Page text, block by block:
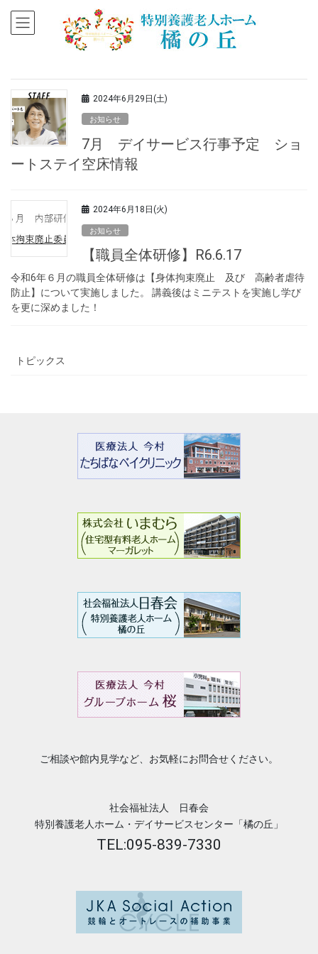
2024年6月29日(土)
お知らせ
7月 デイサービス行事予定 ショ
ートステイ空床情報
2024年6月18日(火)
お知らせ
【職員全体研修】R6.6.17
令和6年６月の職員全体研修は【身体拘束廃止 及び 高齢者虐待
防止】について実施しました。 講義後はミニテストを実施し学び
を更に深めました！
トピックス
ご相談や館内見学など、お気軽にお問合せください。
社会福祉法人 日春会
特別養護老人ホーム・デイサービスセンター「橘の丘」
TEL:095-839-7330